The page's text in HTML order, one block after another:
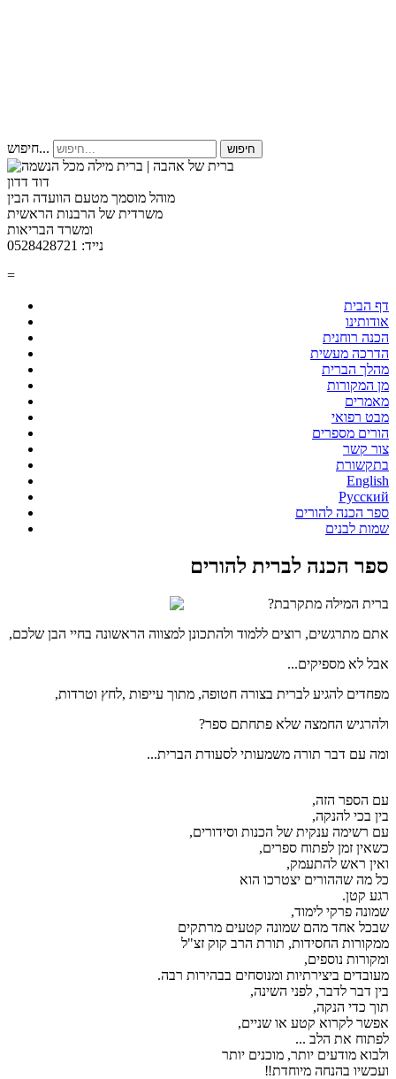
חיפוש... חיפוש
דוד דדון
מוהל מוסמך מטעם הוועדה הבין
משרדית של הרבנות הראשית
ומשרד הבריאות
נייד: 0528428721
=
דף הבית
אודותינו
הכנה רוחנית
הדרכה מעשית
מהלך הברית
מן המקורות
מאמרים
מבט רפואי
הורים מספרים
צור קשר
בתקשורת
English
Русский
ספר הכנה להורים
שמות לבנים
ספר הכנה לברית להורים
ברית המילה מתקרבת?
אתם מתרגשים, רוצים ללמוד ולהתכונן למצווה הראשונה בחיי הבן שלכם,
אבל לא מספיקים...
מפחדים להגיע לברית בצורה חטופה, מתוך עייפות ,לחץ וטרדות,
ולהרגיש החמצה שלא פתחתם ספר?
ומה עם דבר תורה משמעותי לסעודת הברית...
עם הספר הזה,
בין בכי להנקה,
עם רשימה ענקית של הכנות וסידורים,
כשאין זמן לפתוח ספרים,
ואין ראש להתעמק,
כל מה שההורים יצטרכו הוא
רגע קטן.
שמונה פרקי לימוד,
שבכל אחד מהם שמונה קטעים מרתקים
ממקורות החסידות, תורת הרב קוק זצ"ל
ומקורות נוספים,
מעובדים ביצירתיות ומנוסחים בבהירות רבה.
בין דבר לדבר, לפני השינה,
תוך כדי הנקה,
אפשר לקרוא קטע או שניים,
לפתוח את הלב ...
ולבוא מודעים יותר, מוכנים יותר
ועכשיו בהנחה מיוחדת‼️